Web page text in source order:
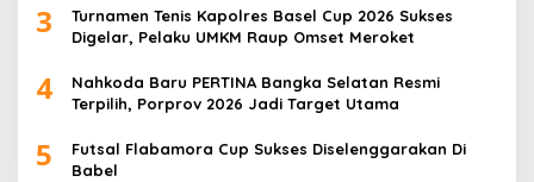
3
Turnamen Tenis Kapolres Basel Cup 2026 Sukses
Digelar, Pelaku UMKM Raup Omset Meroket
4
Nahkoda Baru PERTINA Bangka Selatan Resmi
Terpilih, Porprov 2026 Jadi Target Utama
5
Futsal Flabamora Cup Sukses Diselenggarakan Di
Babel